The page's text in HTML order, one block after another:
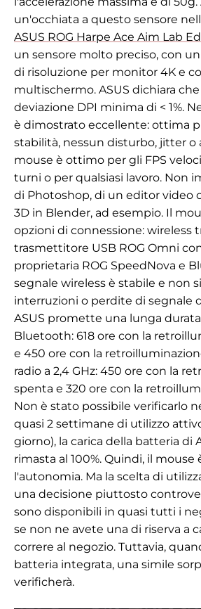
un'occhiata a questo sensore
ASUS ROG Harpe Ace Aim Lab
un sensore molto preciso, con
di risoluzione per monitor 4K e
multischermo. ASUS dichiara
deviazione DPI minima di < 1%.
è dimostrato eccellente: ottima
stabilità, nessun disturbo, jitter o
mouse è ottimo per gli FPS
turni o per qualsiasi lavoro. Non
di Photoshop, di un editor video
3D in Blender, ad esempio. Il
opzioni di connessione: wireless
trasmettitore USB ROG Omni
proprietaria ROG SpeedNova e
segnale wireless è stabile e non
interruzioni o perdite di segnale
ASUS promette una lunga
Bluetooth: 618 ore con la
e 450 ore con la
radio a 2,4 GHz: 450 ore con la
spenta e 320 ore con la
Non è stato possibile verificarlo
quasi 2 settimane di utilizzo
giorno), la carica della batteria di
rimasta al 100%. Quindi, il mouse
l'autonomia. Ma la scelta di
una decisione piuttosto
sono disponibili in quasi tutti i
se non ne avete una di riserva a
correre al negozio. Tuttavia,
batteria integrata, una simile
verificherà.